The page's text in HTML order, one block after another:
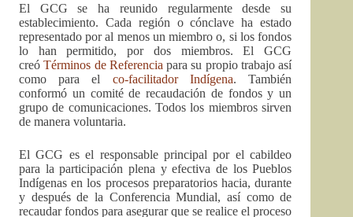
El GCG se ha reunido regularmente desde su
establecimiento. Cada región o cónclave ha estado
representado por al menos un miembro o, si los fondos
lo han permitido, por dos miembros. El GCG
creóTérminos de Referencia para su propio trabajo así
como para el co-facilitador Indígena. También
conformó un comité de recaudación de fondos y un
grupo de comunicaciones. Todos los miembros sirven
de manera voluntaria.
El GCG es el responsable principal por el cabildeo
para la participación plena y efectiva de los Pueblos
Indígenas en los procesos preparatorios hacia, durante
y después de la Conferencia Mundial, así como de
recaudar fondos para asegurar que se realice el proceso